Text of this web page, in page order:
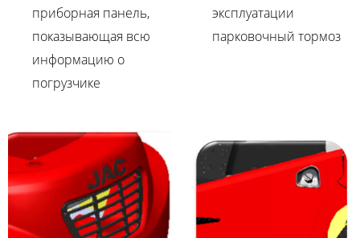
приборная панель,
показывающая всю
информацию о
погрузчике
эксплуатации
парковочный тормоз